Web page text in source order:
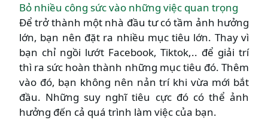
Bỏ nhiều công sức vào những việc quan trọng
Để trở thành một nhà đầu tư có tầm ảnh hưởng
lớn, bạn nên đặt ra nhiều mục tiêu lớn. Thay vì
bạn chỉ ngồi lướt Facebook, Tiktok,.. để giải trí
thì ra sức hoàn thành những mục tiêu đó. Thêm
vào đó, bạn không nên nản trí khi vừa mới bắt
đầu. Những suy nghĩ tiêu cực đó có thể ảnh
hưởng đến cả quá trình làm việc của bạn.